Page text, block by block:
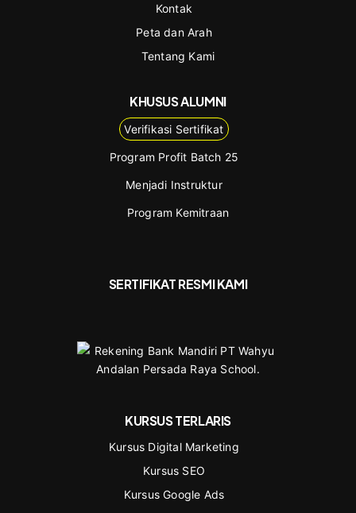
Kontak
Peta dan Arah
Tentang Kami
KHUSUS ALUMNI
Verifikasi Sertifikat
Program Profit Batch 25
Menjadi Instruktur
Program Kemitraan
SERTIFIKAT RESMI KAMI
KURSUS TERLARIS
Kursus Digital Marketing
Kursus SEO
Kursus Google Ads